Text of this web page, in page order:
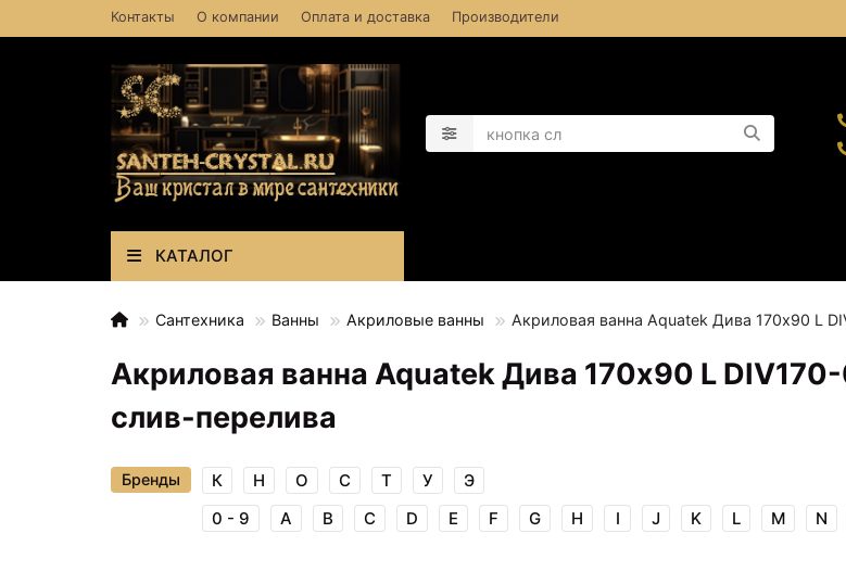
Контакты О компании Оплата и доставка Производители
КАТАЛОГ
Сантехника Ванны Акриловые ванны Акриловая ванна Aquatek Дива 170х90 L
Акриловая ванна Aquatek Дива 170х90 L
слив-перелива
Бренды
0 - 9 A B C D E F G H I J K L M N
К Н О С Т У Э